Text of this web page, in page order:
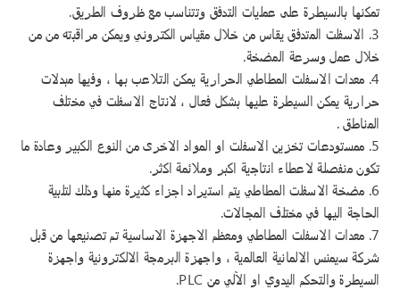
تمكنها بالسيطرة على عمليات التدفق وتتناسب مع ظروف الطريق.
3. الاسفلت المتدفق يقاس من خلال مقياس الكتروني ويمكن مراقبته من من
خلال عمل وسرعة المضخة.
4. معدات الاسفلت المطاطي الحرارية يمكن التلاعب بها ، وفيها مبدلات
حرارية يمكن السيطرة عليها بشكل فعال ، لانتاج الاسفلت في مختلف
المناطق .
5. ممستودعات تخزين الاسفلت او المواد الاخرى من النوع الكبير وعادة ما
تكون منفصلة لاعطاء انتاجية اكبر وملائمة اكثر.
6. مضخة الاسفلت المطاطي يتم استيراد اجزاء كثيرة منها وذلك لتلبية
الحاجة اليها في مختلف المجالات.
7. معدات الاسفلت المطاطي ومعظم الاجهزة الاساسية تم تصنيعها من قبل
شركة سيمنس الالمانية العالمية ، واجهزة البرمجة الالكترونية واجهزة
السيطرة والتحكم اليدوي او الآلي من PLC.